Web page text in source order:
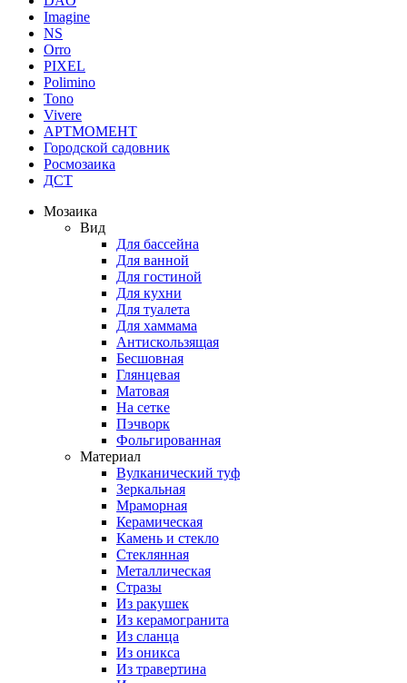
Imagine
NS
Orro
PIXEL
Polimino
Tono
Vivere
АРТМОМЕНТ
Городской садовник
Росмозаика
ДСТ
Мозаика
Вид
Для бассейна
Для ванной
Для гостиной
Для кухни
Для туалета
Для хаммама
Антискользящая
Бесшовная
Глянцевая
Матовая
На сетке
Пэчворк
Фольгированная
Материал
Вулканический туф
Зеркальная
Мраморная
Керамическая
Камень и стекло
Стеклянная
Металлическая
Стразы
Из ракушек
Из керамогранита
Из сланца
Из оникса
Из травертина